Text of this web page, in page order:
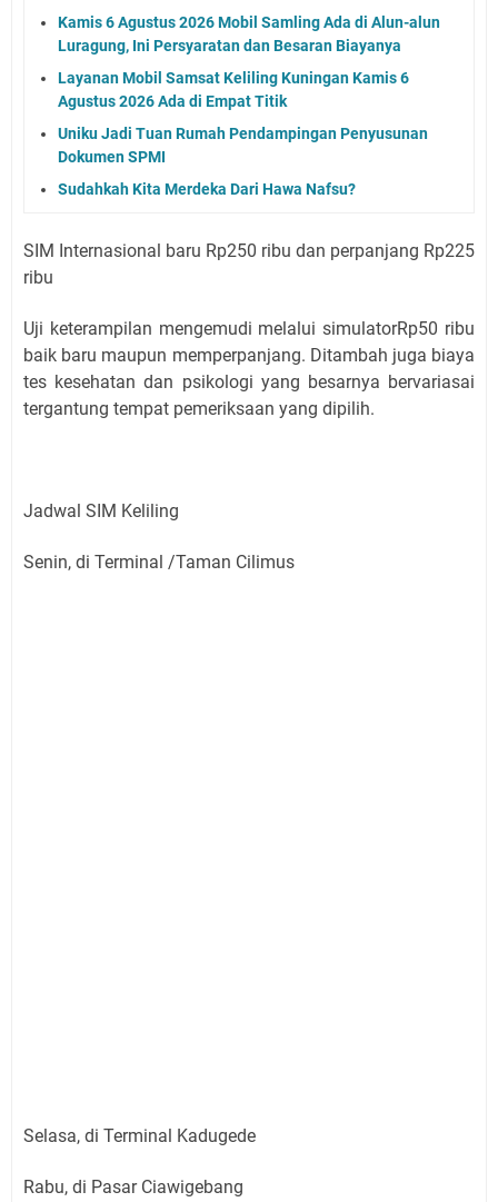
Kamis 6 Agustus 2026 Mobil Samling Ada di Alun-alun
Luragung, Ini Persyaratan dan Besaran Biayanya
Layanan Mobil Samsat Keliling Kuningan Kamis 6
Agustus 2026 Ada di Empat Titik
Uniku Jadi Tuan Rumah Pendampingan Penyusunan
Dokumen SPMI
Sudahkah Kita Merdeka Dari Hawa Nafsu?
SIM Internasional baru Rp250 ribu dan perpanjang Rp225
ribu
Uji keterampilan mengemudi melalui simulatorRp50 ribu
baik baru maupun memperpanjang. Ditambah juga biaya
tes kesehatan dan psikologi yang besarnya bervariasai
tergantung tempat pemeriksaan yang dipilih.
Jadwal SIM Keliling
Senin, di Terminal /Taman Cilimus
Selasa, di Terminal Kadugede
Rabu, di Pasar Ciawigebang